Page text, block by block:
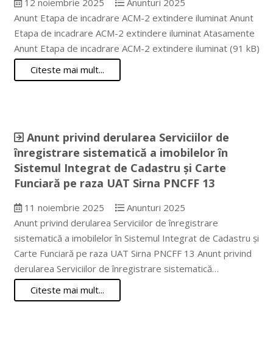
Anunt Etapa de incadrare ACM-2 extindere iluminat Anunt
Etapa de incadrare ACM-2 extindere iluminat Atasamente
Anunt Etapa de incadrare ACM-2 extindere iluminat (91 kB)
Citeste mai mult...
Anunt privind derularea Serviciilor de
înregistrare sistematică a imobilelor în
Sistemul Integrat de Cadastru și Carte
Funciară pe raza UAT Sirna PNCFF 13
11 noiembrie 2025
Anunturi 2025
Anunt privind derularea Serviciilor de înregistrare
sistematică a imobilelor în Sistemul Integrat de Cadastru și
Carte Funciară pe raza UAT Sirna PNCFF 13 Anunt privind
derularea Serviciilor de înregistrare sistematică…
Citeste mai mult...